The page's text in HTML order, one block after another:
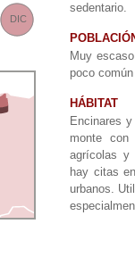
DIC
sedentario.
Muy
poco
HÁBITAT
Encinares
monte con
agrícolas y
hay citas
urbanos.